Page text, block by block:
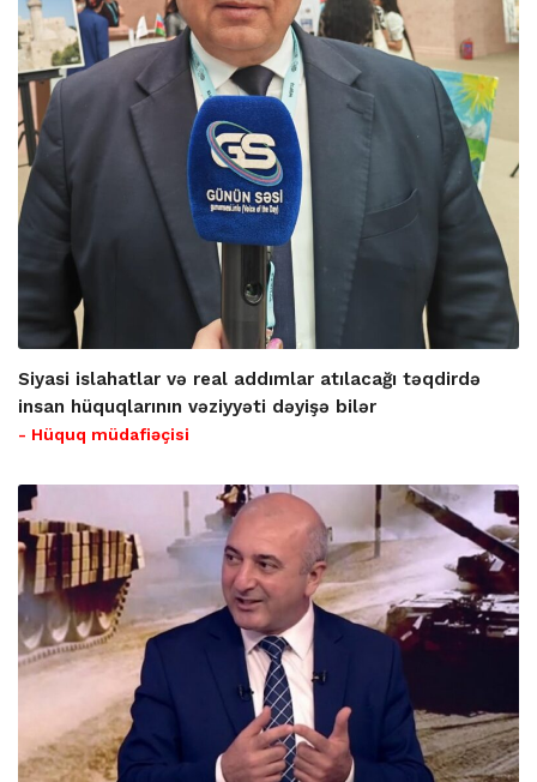
Siyasi islahatlar və real addımlar atılacağı təqdirdə
insan hüquqlarının vəziyyəti dəyişə bilər
- Hüquq müdafiəçisi